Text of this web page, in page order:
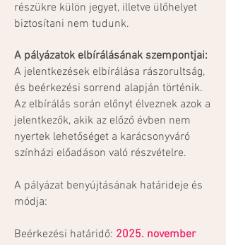
részükre külön jegyet, illetve ülőhelyet
biztosítani nem tudunk.
A pályázatok elbírálásának szempontjai:
A jelentkezések elbírálása rászorultság,
és beérkezési sorrend alapján történik.
Az elbírálás során előnyt élveznek azok a
jelentkezők, akik az előző évben nem
nyertek lehetőséget a karácsonyváró
színházi előadáson való részvételre.
A pályázat benyújtásának határideje és
módja:
Beérkezési határidő: 2025. november